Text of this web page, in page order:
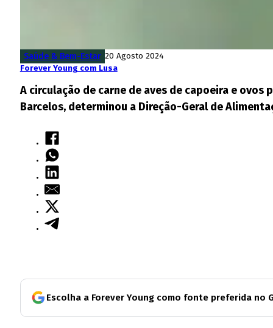
Saúde & Bem-Estar 20 Agosto 2024
Forever Young com Lusa
A circulação de carne de aves de capoeira e
Barcelos, determinou a Direção-Geral de
Escolha a Forever Young como fonte preferida no